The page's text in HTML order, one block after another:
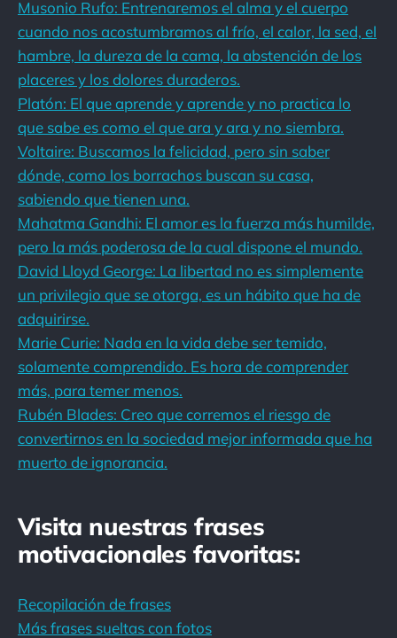
Musonio Rufo: Entrenaremos el alma y el cuerpo
cuando nos acostumbramos al frío, el calor, la sed, el
hambre, la dureza de la cama, la abstención de los
placeres y los dolores duraderos.
Platón: El que aprende y aprende y no practica lo
que sabe es como el que ara y ara y no siembra.
Voltaire: Buscamos la felicidad, pero sin saber
dónde, como los borrachos buscan su casa,
sabiendo que tienen una.
Mahatma Gandhi: El amor es la fuerza más humilde,
pero la más poderosa de la cual dispone el mundo.
David Lloyd George: La libertad no es simplemente
un privilegio que se otorga, es un hábito que ha de
adquirirse.
Marie Curie: Nada en la vida debe ser temido,
solamente comprendido. Es hora de comprender
más, para temer menos.
Rubén Blades: Creo que corremos el riesgo de
convertirnos en la sociedad mejor informada que ha
muerto de ignorancia.
Visita nuestras frases
motivacionales favoritas:
Recopilación de frases
Más frases sueltas con fotos